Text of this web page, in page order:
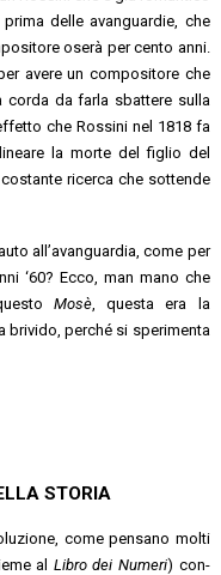
delle avanguardie, che
oserà per cento anni.
avere un compositore che
da farla sbattere sulla
che Rossini nel 1818 fa
la morte del figlio del
ricerca che sottende
all’avanguardia, come per
‘60? Ecco, man mano che
Mosè , questa era la
brivido, perché si sperimenta
STORIA
come pensano molti
al Libro dei Numeri) con-